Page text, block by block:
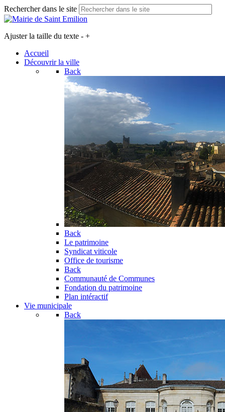
Rechercher dans le site
Ajuster la taille du texte - +
Accueil
Découvrir la ville
Back
Back
Le patrimoine
Syndicat viticole
Office de tourisme
Back
Communauté de Communes
Fondation du patrimoine
Plan intéractif
Vie municipale
Back